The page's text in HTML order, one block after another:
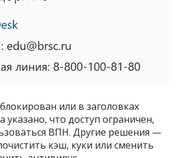
или в заголовках
указано, что доступ ограничен,
ВПН. Другие решения —
кэш, куки или сменить